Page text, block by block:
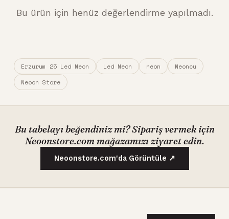
Bu ürün için henüz değerlendirme yapılmadı.
Erzurum 25 Led Neon Led Neon neon
Neoncu
Neoon Store
Bu tabelayı beğendiniz mi? Sipariş vermek için
Neoonstore.com mağazamızı ziyaret edin.
Neoonstore.com'da Görüntüle ↗